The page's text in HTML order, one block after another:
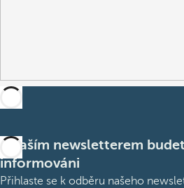
S naším newsletterem
informováni
Přihlaste se k odběru našeho